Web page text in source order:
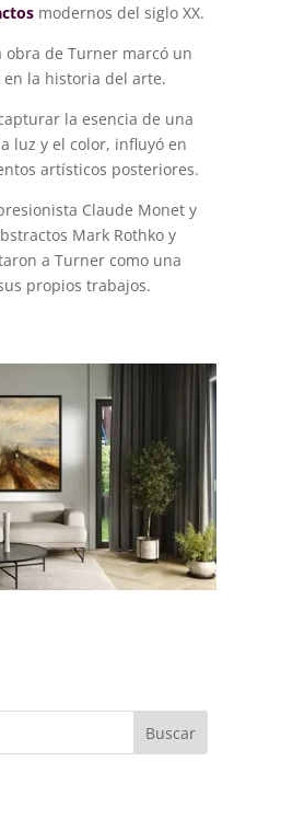
modernos del siglo XX.
obra de Turner marcó un
la historia del arte.
la esencia de una
luz y el color, influyó en
artísticos posteriores.
Claude Monet y
Mark Rothko y
a Turner como una
propios trabajos.
Buscar